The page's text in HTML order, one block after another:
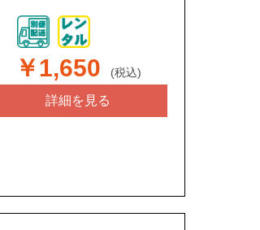
￥1,650 (税込)
詳細を見る